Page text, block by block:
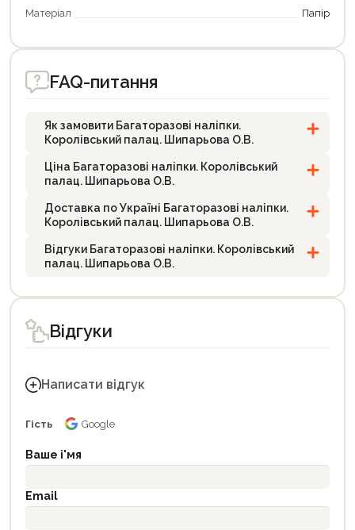
Матеріал
Папір
FAQ-питання
Як замовити Багаторазові наліпки.
Королівський палац. Шипарьова О.В.
Ціна Багаторазові наліпки. Королівський
палац. Шипарьова О.В.
Доставка по Україні Багаторазові наліпки.
Королівський палац. Шипарьова О.В.
Відгуки Багаторазові наліпки. Королівський
палац. Шипарьова О.В.
Відгуки
Написати відгук
Гість Google
Ваше і'мя
Email